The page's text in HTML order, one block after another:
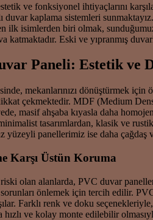
ve fonksiyonel ihtiyaçlarını
duvar kaplama sistemleri
ilk isimlerden biri olmak,
katmaktadır. Eski ve yıpranmış
Paneli: Estetik ve
mekanlarınızı dönüştürmek
çekmektedir. MDF (Medium
masif ahşaba kıyasla daha
tasarımlardan, klasik ve
yüzeyli panellerimiz ise daha çağdaş
Karşı Üstün Koruma
olan alanlarda, PVC duvar
önlemek için tercih edilir.
Farklı renk ve doku
hızlı ve kolay monte edilebilir